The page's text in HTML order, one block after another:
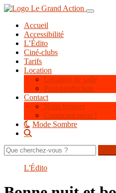
Aller
contenu
principal
Toggle
Accueil
Accessibilité
L’Édito
Ciné-clubs
Tarifs
Location
Location de salle
Post-production
Contact
Nous trouver
Contactez-nous !
Mode Sombre
Rechercher
sur
L'Édito